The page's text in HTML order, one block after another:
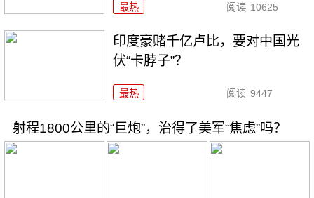
最热 阅读 10625
印度豪赌千亿卢比，要对中国光
伏“卡脖子”？
最热 阅读 9447
射程1800公里的“巨炮”，治得了美军“焦虑”吗？